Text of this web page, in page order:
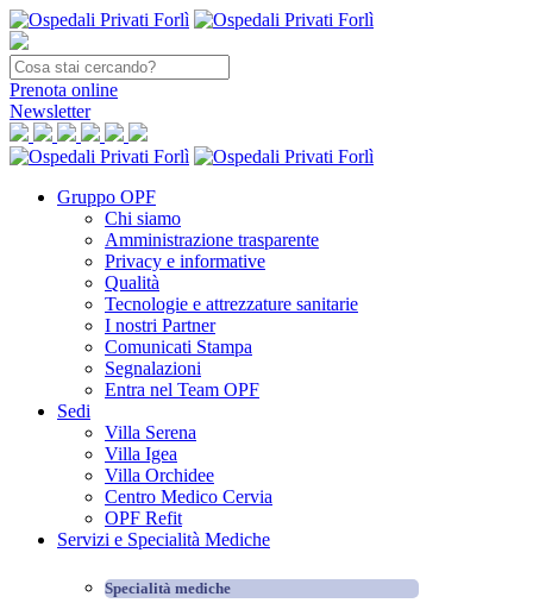
Prenota online
Newsletter
Gruppo OPF
Chi siamo
Amministrazione trasparente
Privacy e informative
Qualità
Tecnologie e attrezzature sanitarie
I nostri Partner
Comunicati Stampa
Segnalazioni
Entra nel Team OPF
Sedi
Villa Serena
Villa Igea
Villa Orchidee
Centro Medico Cervia
OPF Refit
Servizi e Specialità Mediche
Specialità mediche